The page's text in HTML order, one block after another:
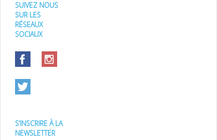
SUIVEZ NOUS
SUR LES
RÉSEAUX
SOCIAUX
S’INSCRIRE À LA
NEWSLETTER